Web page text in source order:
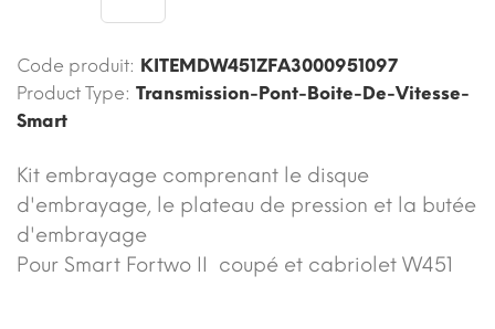
Code produit: KITEMDW451ZFA3000951097
Product Type: Transmission-Pont-Boite-De-Vitesse-
Smart
Kit embrayage comprenant le disque
d'embrayage, le plateau de pression et la butée
d'embrayage
Pour Smart Fortwo II coupé et cabriolet W451